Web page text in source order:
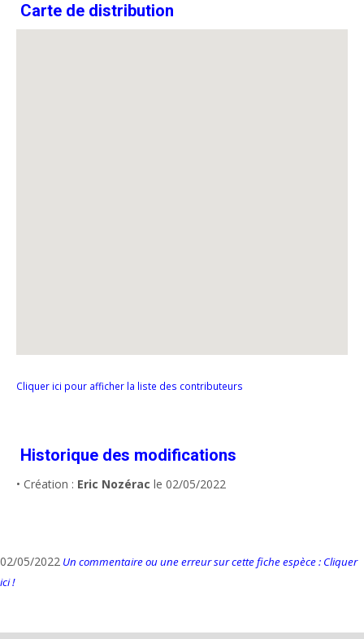
Carte de distribution
Cliquer ici pour afficher la liste des contributeurs
Historique des modifications
• Création : Eric Nozérac le 02/05/2022
02/05/2022 Un commentaire ou une erreur sur cette fiche espèce : Cliquer
ici !